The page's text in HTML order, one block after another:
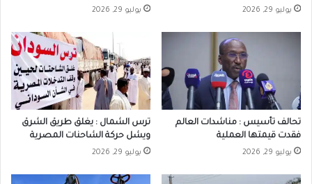
يوليو 29, 2026 يوليو 29, 2026
تحالف تأسيس : مناشدات العالم
فقدت قيمتها العملية
يوليو 29, 2026
ترس الشمال : يغلق طريق الشرق
ويشل حركة الشاحنات المصرية
يوليو 29, 2026